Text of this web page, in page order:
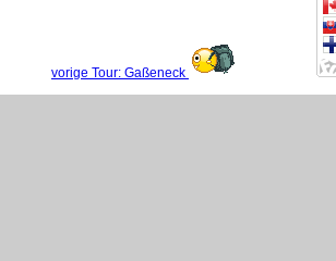
vorige Tour: Gaßeneck